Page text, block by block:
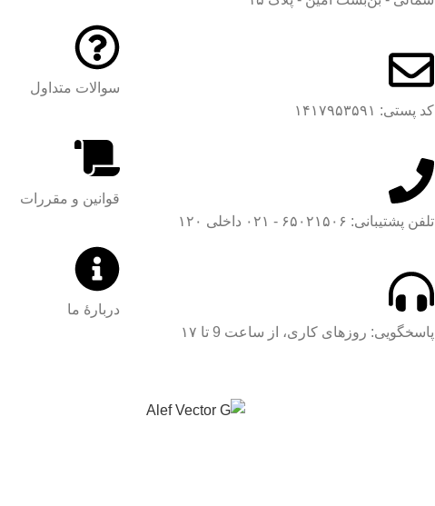
کد پستی: ۱۴۱۷۹۵۳۵۹۱
تلفن پشتیبانی: ۶۵۰۲۱۵۰۶ - ۰۲۱ داخلی ۱۲۰
پاسخگویی: روزهای کاری، از ساعت 9 تا ۱۷
سوالات متداول
قوانین و مقررات
دربارۀ ما